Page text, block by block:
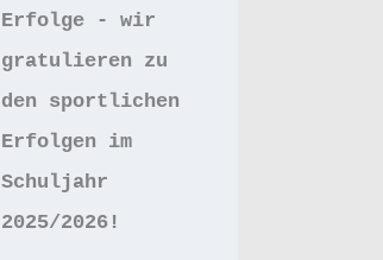
Erfolge - wir
gratulieren zu
den sportlichen
Erfolgen im
Schuljahr
2025/2026!